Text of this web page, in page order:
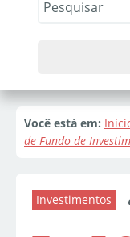
Você está em:
de Fundo de
Investimentos